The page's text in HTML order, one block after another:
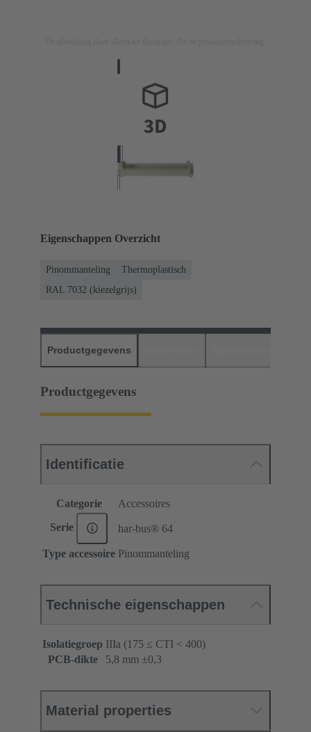
Eigenschappen Overzicht
Pinommanteling
Thermoplastisch
RAL 7032 (kiezelgrijs)
Productgegevens
Productgegevens
Identificatie
Categorie Accessoires
Serie har-bus® 64
Type accessoire Pinommanteling
Technische eigenschappen
Isolatiegroep IIIa (175 ≤ CTI < 400)
PCB-dikte
‌5,8 mm ±0,3 ‌
Material properties